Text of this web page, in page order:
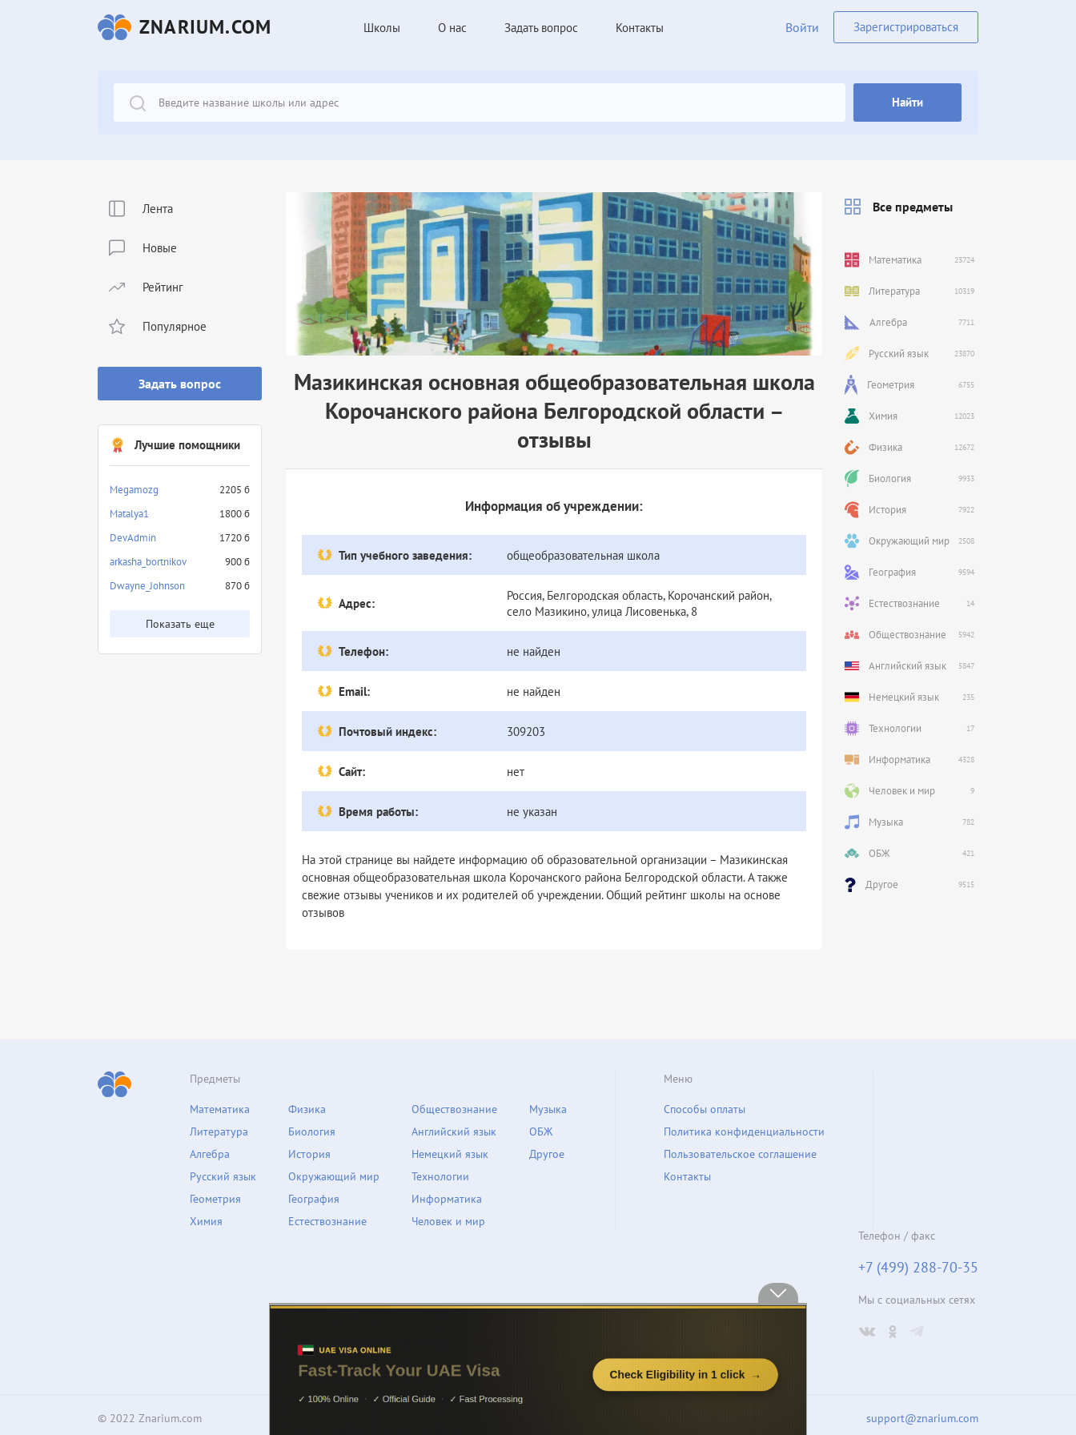
ZNARIUM.COM Школы О нас Задать вопрос Контакты Войти Зарегистрироваться
Найти
Лента
Новые
Рейтинг
Популярное
Задать вопрос
Лучшие помощники
Megamozg
2205 б
Matalya1
1800 б
DevAdmin
1720 б
arkasha_bortnikov
900 б
Dwayne_Johnson
870 б
Показать еще
Мазикинская основная общеобразовательная школа
Корочанского района Белгородской области –
отзывы
Информация об учреждении:
Тип учебного заведения: общеобразовательная школа
Адрес:
Россия, Белгородская область, Корочанский район,
село Мазикино, улица Лисовенька, 8
Телефон: не найден
Email: не найден
Почтовый индекс: 309203
Сайт: нет
Время работы: не указан
На этой странице вы найдете информацию об образовательной организации – Мазикинская
основная общеобразовательная школа Корочанского района Белгородской области. А также
свежие отзывы учеников и их родителей об учреждении. Общий рейтинг школы на основе
отзывов
Все предметы
Математика 23724
Литература 10319
Алгебра 7711
Русский язык 23870
Геометрия 6755
Химия 12023
Физика 12672
Биология 9933
История 7922
Окружающий мир 2508
География 9594
Естествознание 14
Обществознание 5942
Английский язык 5847
Немецкий язык 235
Технологии 17
Информатика 4328
Человек и мир 9
Музыка 782
ОБЖ 421
Другое 9515
Предметы
Математика
Литература
Алгебра
Русский язык
Геометрия
Химия
Физика
Биология
История
Окружающий мир
География
Естествознание
Обществознание
Английский язык
Немецкий язык
Технологии
Информатика
Человек и мир
Музыка
ОБЖ
Другое
Меню
Способы оплаты
Политика конфиденциальности
Пользовательское соглашение
Контакты
Телефон / факс
+7 (499) 288-70-35
Мы с социальных сетях
© 2022 Znarium.com support@znarium.com